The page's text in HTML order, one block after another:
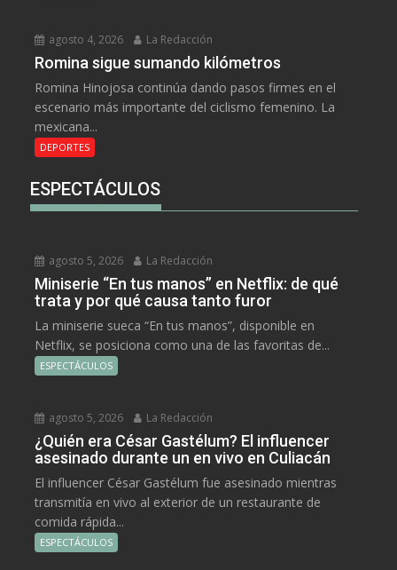
agosto 4, 2026 La Redacción
Romina sigue sumando kilómetros
Romina Hinojosa continúa dando pasos firmes en el
escenario más importante del ciclismo femenino. La
mexicana...
DEPORTES
ESPECTÁCULOS
agosto 5, 2026 La Redacción
Miniserie “En tus manos” en Netflix: de qué
trata y por qué causa tanto furor
La miniserie sueca “En tus manos”, disponible en
Netflix, se posiciona como una de las favoritas de...
ESPECTÁCULOS
agosto 5, 2026 La Redacción
¿Quién era César Gastélum? El influencer
asesinado durante un en vivo en Culiacán
El influencer César Gastélum fue asesinado mientras
transmitía en vivo al exterior de un restaurante de
comida rápida...
ESPECTÁCULOS